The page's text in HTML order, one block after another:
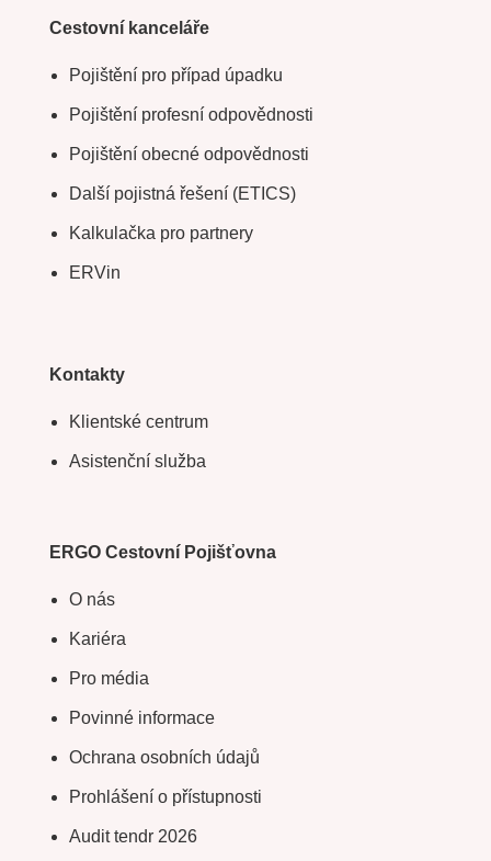
Cestovní kanceláře
Pojištění pro případ úpadku
Pojištění profesní odpovědnosti
Pojištění obecné odpovědnosti
Další pojistná řešení (ETICS)
Kalkulačka pro partnery
ERVin
Kontakty
Klientské centrum
Asistenční služba
ERGO Cestovní Pojišťovna
O nás
Kariéra
Pro média
Povinné informace
Ochrana osobních údajů
Prohlášení o přístupnosti
Audit tendr 2026